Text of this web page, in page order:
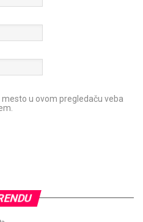
u ovom pregledaču veba